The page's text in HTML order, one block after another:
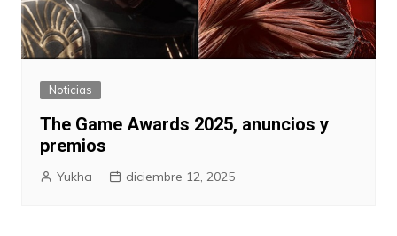
Noticias
The Game Awards 2025, anuncios y
premios
Yukha diciembre 12, 2025